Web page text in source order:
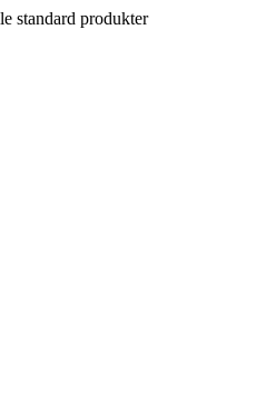
standard produkter